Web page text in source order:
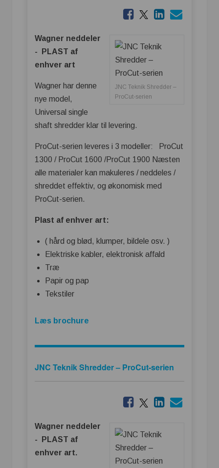
JNC Teknik Shredder –
ProCut-serien
Wagner neddeler
- PLAST af
enhver art
Wagner har denne
nye model,
Universal single
shaft shredder klar til levering.
ProCut-serien leveres i 3 modeller: ProCut
1300 / ProCut 1600 /ProCut 1900 Næsten
alle materialer kan makuleres / neddeles /
shreddet effektiv, og økonomisk med
ProCut-serien.
Plast af enhver art:
( hård og blød, klumper, bildele osv. )
Elektriske kabler, elektronisk affald
Træ
Papir og pap
Tekstiler
Læs brochure
JNC Teknik Shredder – ProCut-serien
Wagner neddeler
- PLAST af
enhver art.